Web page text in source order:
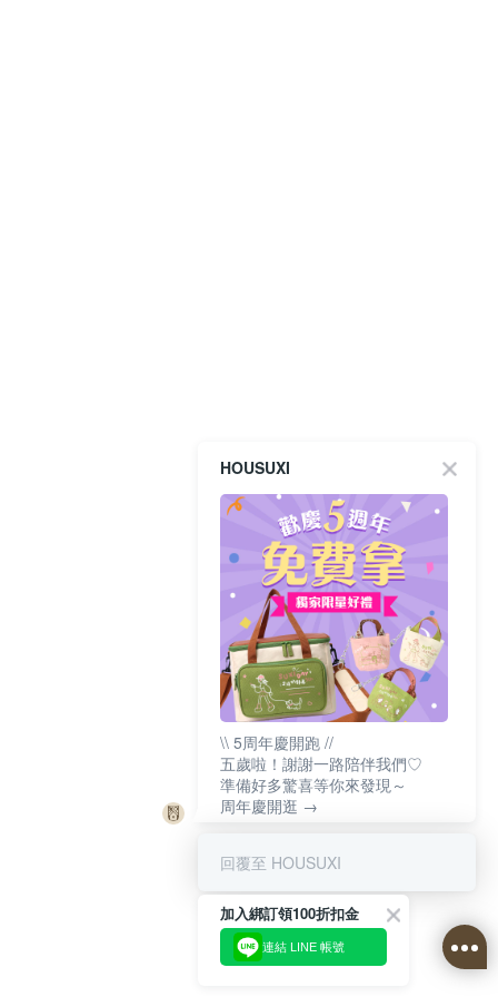
HOUSUXI
\\ 5周年慶開跑 //
五歲啦！謝謝一路陪伴我們♡
準備好多驚喜等你來發現～
周年慶開逛 →
回覆至 HOUSUXI
加入綁訂領100折扣金
連結 LINE 帳號